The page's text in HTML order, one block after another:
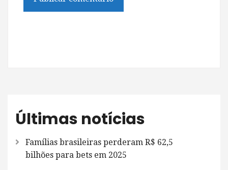
Últimas notícias
Famílias brasileiras perderam R$ 62,5
bilhões para bets em 2025